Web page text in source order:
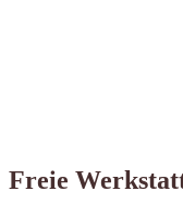
Freie